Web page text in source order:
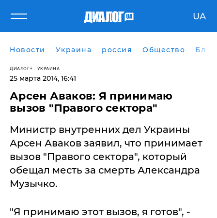
UA
Новости Украина россия Общество
ДИАЛОГ УКРАИНА
25 марта 2014, 16:41
Арсен Аваков: Я принимаю
вызов "Правого сектора"
Министр внутренних дел Украины
Арсен Аваков заявил, что принимает
вызов "Правого сектора", который
обещал месть за смерть Александра
Музычко.
"Я принимаю этот вызов, я готов", -